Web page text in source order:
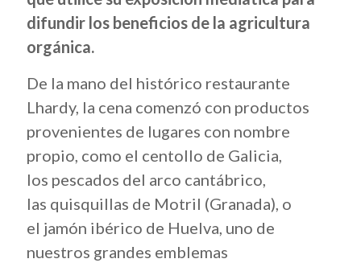
difundir los beneficios de la agricultura
orgánica.
De la mano del histórico restaurante
Lhardy, la cena comenzó con productos
provenientes de lugares con nombre
propio, como el centollo de Galicia,
los pescados del arco cantábrico,
las quisquillas de Motril (Granada), o
el jamón ibérico de Huelva, uno de
nuestros grandes emblemas